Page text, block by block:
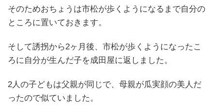
そのためおちょうは市松が歩くようになるまで自分の
ところに置いておきます。
そして誘拐から2ヶ月後、市松が歩くようになったこ
ろに自分が生んだ子を成田屋に返しました。
2人の子どもは父親が同じで、母親が瓜実顔の美人だ
ったので似ていました。